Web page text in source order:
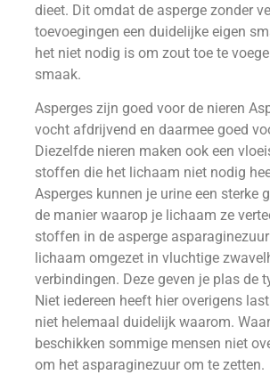
dieet. Dit omdat de asperge zonder
toevoegingen een duidelijke eigen
het niet nodig is om zout toe te
smaak.
Asperges zijn goed voor de nieren
vocht afdrijvend en daarmee goed
Diezelfde nieren maken ook een
stoffen die het lichaam niet nodig
Asperges kunnen je urine een sterke
de manier waarop je lichaam ze
stoffen in de asperge
lichaam omgezet in vluchtige
verbindingen. Deze geven je plas de
Niet iedereen heeft hier overigens
niet helemaal duidelijk waarom.
beschikken sommige mensen niet
om het asparaginezuur om te zetten.